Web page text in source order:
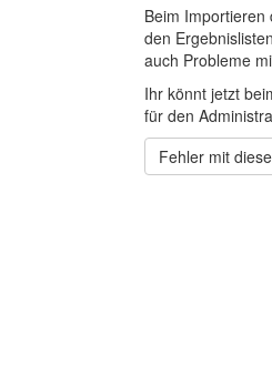
Beim
den
auch Probleme
Ihr könnt jetzt
für den
Fehler mit